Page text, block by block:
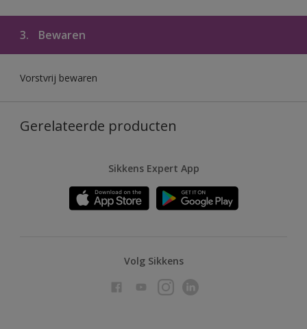
3. Bewaren
Vorstvrij bewaren
Gerelateerde producten
Sikkens Expert App
Volg Sikkens